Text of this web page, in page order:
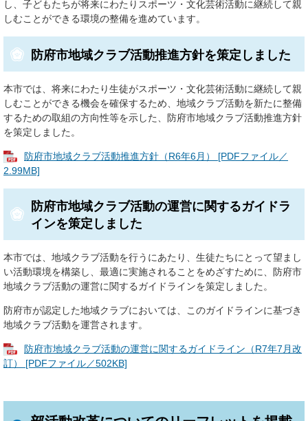
し、子どもたちが将来にわたりスポーツ・文化芸術活動に継続して親
しむことができる環境の整備を進めています。
防府市地域クラブ活動推進方針を策定しました
本市では、将来にわたり生徒がスポーツ・文化芸術活動に継続して親
しむことができる機会を確保するため、地域クラブ活動を新たに整備
するための取組の方向性等を示した、防府市地域クラブ活動推進方針
を策定しました。
防府市地域クラブ活動推進方針（R6年6月） [PDFファイル／
2.99MB]
防府市地域クラブ活動の運営に関するガイドラ
インを策定しました
本市では、地域クラブ活動を行うにあたり、生徒たちにとって望まし
い活動環境を構築し、最適に実施されることをめざすために、防府市
地域クラブ活動の運営に関するガイドラインを策定しました。
防府市が認定した地域クラブにおいては、このガイドラインに基づき
地域クラブ活動を運営されます。
防府市地域クラブ活動の運営に関するガイドライン（R7年7月改
訂） [PDFファイル／502KB]